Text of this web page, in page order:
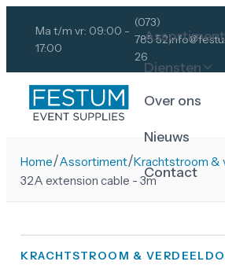
Ma t/m vr: 09:00 -
17:00
(073)
785 52
26
Assortiment
Diensten
Over ons
Nieuws
Contact
Home/Assortiment/Krachtstroom &
32A extension cable - 3m
KRACHTSTROOM &